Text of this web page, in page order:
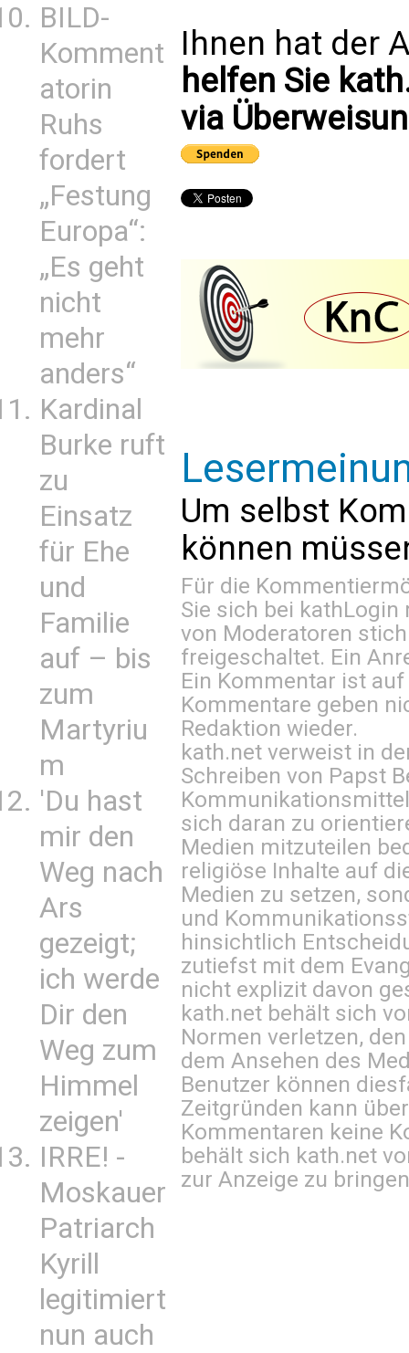
BILD-
Komment
atorin
Ruhs
fordert
„Festung
Europa“:
„Es geht
nicht
mehr
anders“
Kardinal
Burke ruft
zu
Einsatz
für Ehe
und
Familie
auf – bis
zum
Martyriu
m
'Du hast
mir den
Weg nach
Ars
gezeigt;
ich werde
Dir den
Weg zum
Himmel
zeigen'
IRRE! -
Moskauer
Patriarch
Kyrill
legitimiert
nun auch
Ihnen hat der
helfen Sie
via
Um selbst
können
Für die
Sie sich bei kathLogin
von Moderatoren
freigeschaltet. Ein
Ein Kommentar ist
Kommentare geben
Redaktion wieder.
kath.net verweist in
Schreiben von Papst
sich daran zu
Medien mitzuteilen
religiöse Inhalte auf
Medien zu setzen,
und
hinsichtlich
zutiefst mit dem
nicht explizit davon
kath.net behält sich
Normen verletzen,
dem Ansehen des
Benutzer können
Zeitgründen kann
Kommentaren keine
behält sich kath.net
zur Anzeige zu